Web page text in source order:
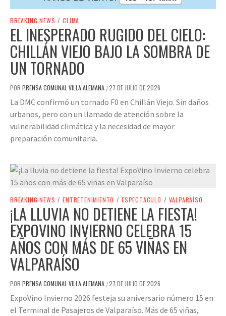
BREAKING NEWS / CLIMA
EL INESPERADO RUGIDO DEL CIELO:
CHILLÁN VIEJO BAJO LA SOMBRA DE
UN TORNADO
POR PRENSA COMUNAL VILLA ALEMANA /27 DE JULIO DE 2026
La DMC confirmó un tornado F0 en Chillán Viejo. Sin daños
urbanos, pero con un llamado de atención sobre la
vulnerabilidad climática y la necesidad de mayor
preparación comunitaria.
BREAKING NEWS / ENTRETENIMIENTO / ESPECTÁCULO / VALPARAÍSO
¡LA LLUVIA NO DETIENE LA FIESTA!
EXPOVINO INVIERNO CELEBRA 15
AÑOS CON MÁS DE 65 VIÑAS EN
VALPARAÍSO
POR PRENSA COMUNAL VILLA ALEMANA /27 DE JULIO DE 2026
ExpoVino Invierno 2026 festeja su aniversario número 15 en
el Terminal de Pasajeros de Valparaíso. Más de 65 viñas,